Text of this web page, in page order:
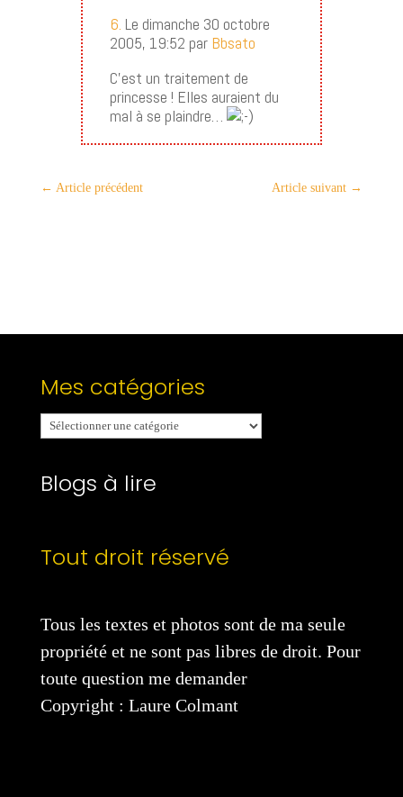
6. Le dimanche 30 octobre
2005, 19:52 par Bbsato
C’est un traitement de
princesse ! Elles auraient du
mal à se plaindre…
← Article précédent Article suivant →
Mes catégories
Mes
catégories
Blogs à lire
Tout droit réservé
Tous les textes et photos sont de ma seule
propriété et ne sont pas libres de droit. Pour
toute question me demander
Copyright : Laure Colmant